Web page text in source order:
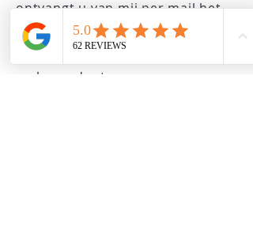
ontvangt u van mij per mail het
keuringsverslag, ook dit wordt
door mij bewaard indien u dit
verloren doet